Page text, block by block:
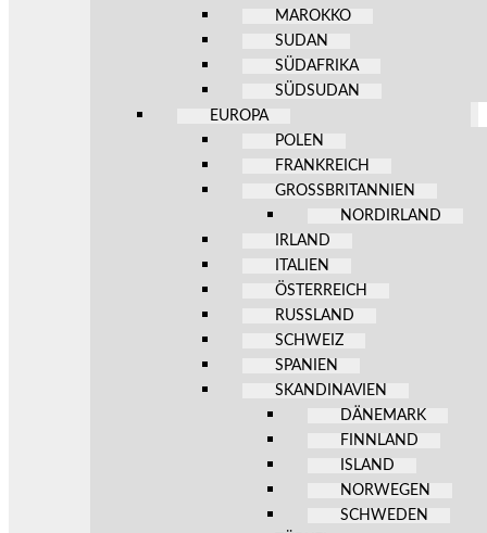
MAROKKO
SUDAN
SÜDAFRIKA
SÜDSUDAN
EUROPA
POLEN
FRANKREICH
GROSSBRITANNIEN
NORDIRLAND
IRLAND
ITALIEN
ÖSTERREICH
RUSSLAND
SCHWEIZ
SPANIEN
SKANDINAVIEN
DÄNEMARK
FINNLAND
ISLAND
NORWEGEN
SCHWEDEN